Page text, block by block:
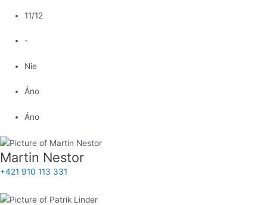
11/12
-
Nie
Áno
Áno
Martin Nestor
+421 910 113 331